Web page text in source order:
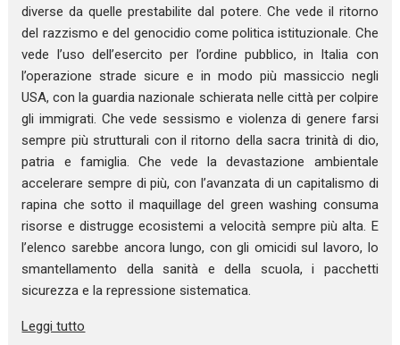
diverse da quelle prestabilite dal potere. Che vede il ritorno
del razzismo e del genocidio come politica istituzionale. Che
vede l’uso dell’esercito per l’ordine pubblico, in Italia con
l’operazione strade sicure e in modo più massiccio negli
USA, con la guardia nazionale schierata nelle città per colpire
gli immigrati. Che vede sessismo e violenza di genere farsi
sempre più strutturali con il ritorno della sacra trinità di dio,
patria e famiglia. Che vede la devastazione ambientale
accelerare sempre di più, con l’avanzata di un capitalismo di
rapina che sotto il maquillage del green washing consuma
risorse e distrugge ecosistemi a velocità sempre più alta. E
l’elenco sarebbe ancora lungo, con gli omicidi sul lavoro, lo
smantellamento della sanità e della scuola, i pacchetti
sicurezza e la repressione sistematica.
Leggi tutto